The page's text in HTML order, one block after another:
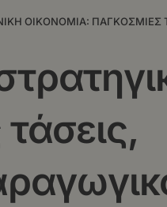
ΟΙΚΟΝΟΜΙΑ: ΠΑΓΚΟΣΜΙΕΣ